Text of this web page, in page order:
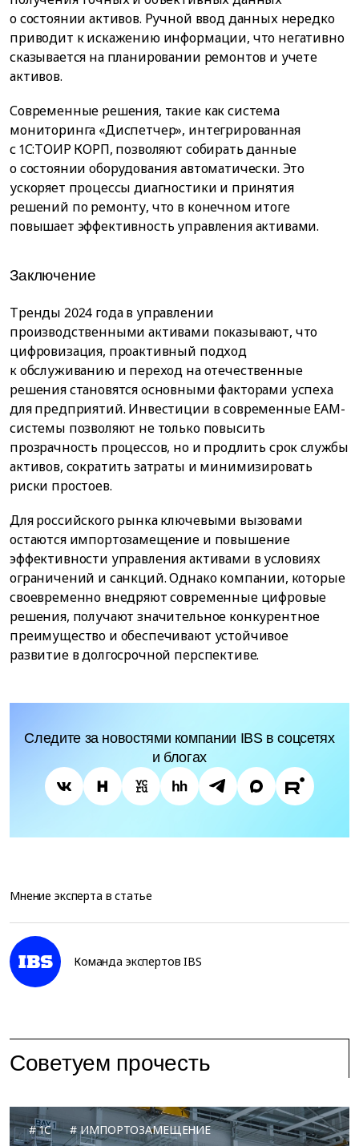
о состоянии активов. Ручной ввод данных нередко
приводит к искажению информации, что негативно
сказывается на планировании ремонтов и учете
активов.
Современные решения, такие как система
мониторинга «Диспетчер», интегрированная
с 1С:ТОИР КОРП, позволяют собирать данные
о состоянии оборудования автоматически. Это
ускоряет процессы диагностики и принятия
решений по ремонту, что в конечном итоге
повышает эффективность управления активами.
Заключение
Тренды 2024 года в управлении
производственными активами показывают, что
цифровизация, проактивный подход
к обслуживанию и переход на отечественные
решения становятся основными факторами успеха
для предприятий. Инвестиции в современные EAM-
системы позволяют не только повысить
прозрачность процессов, но и продлить срок службы
активов, сократить затраты и минимизировать
риски простоев.
Для российского рынка ключевыми вызовами
остаются импортозамещение и повышение
эффективности управления активами в условиях
ограничений и санкций. Однако компании, которые
своевременно внедряют современные цифровые
решения, получают значительное конкурентное
преимущество и обеспечивают устойчивое
развитие в долгосрочной перспективе.
Следите за новостями компании IBS в соцсетях
и блогах
Мнение эксперта в статье
Команда экспертов IBS
Советуем прочесть
1C ИМПОРТОЗАМЕЩЕНИЕ